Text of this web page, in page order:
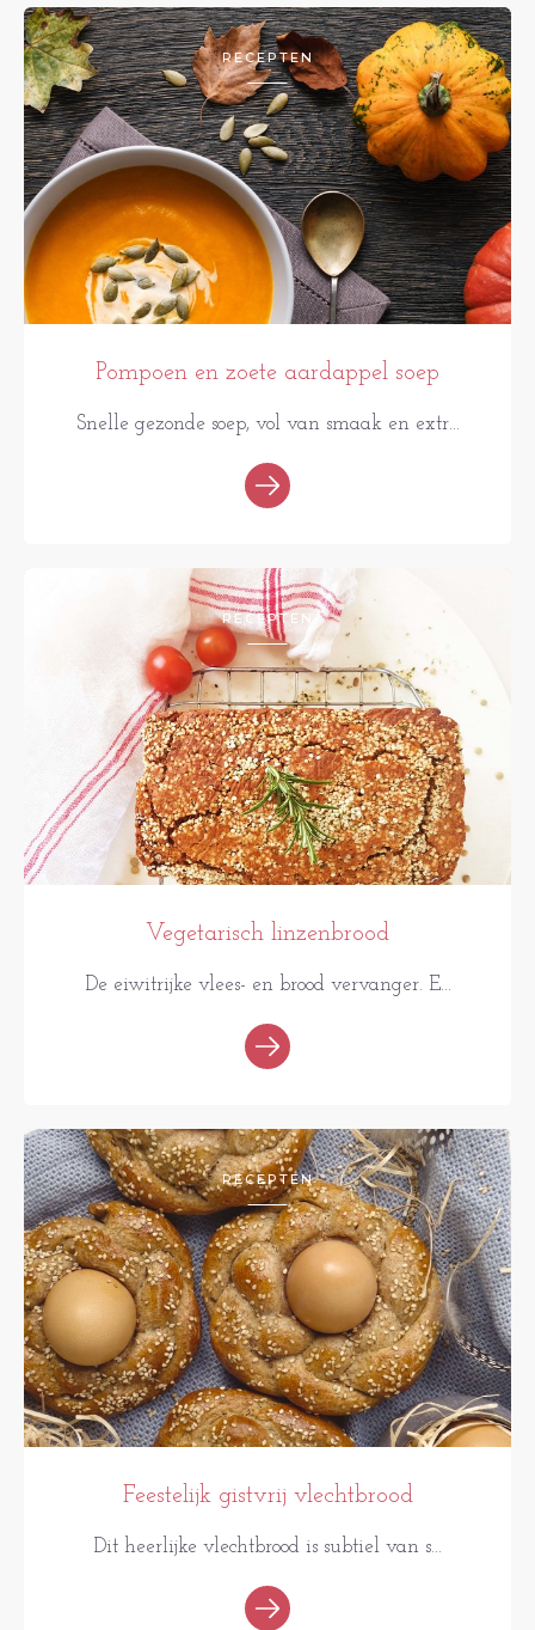
RECEPTEN
Pompoen en zoete aardappel soep
Snelle gezonde soep, vol van smaak en extr...
RECEPTEN
Vegetarisch linzenbrood
De eiwitrijke vlees- en brood vervanger. E...
RECEPTEN
Feestelijk gistvrij vlechtbrood
Dit heerlijke vlechtbrood is subtiel van s...